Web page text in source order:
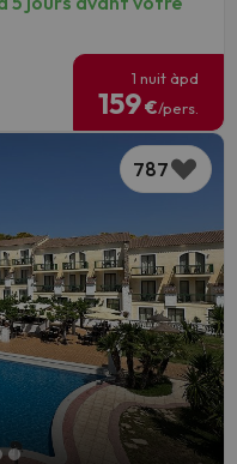
1 nuit àpd
159€/pers.
787